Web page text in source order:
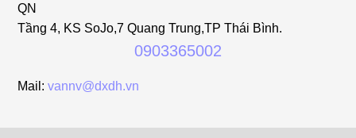
QN
Tầng 4, KS SoJo,7 Quang Trung,TP Thái Bình.
0903365002
Mail:vannv@dxdh.vn